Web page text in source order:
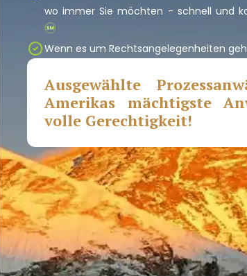
wo immer Sie möchten - schnell und
Wenn es um Rechtsangelegenheiten
Ausgewählte
Amerikas mächtigste
volle Gerechtigkeit!